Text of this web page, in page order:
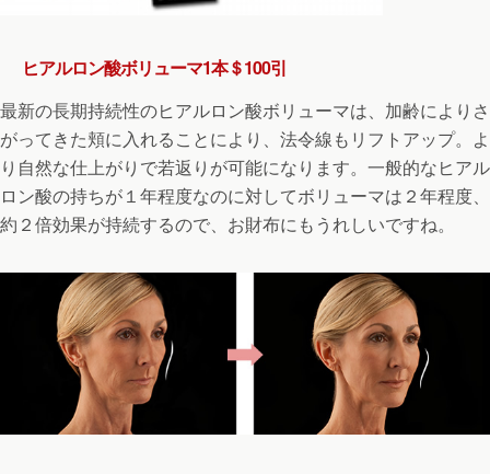
ヒアルロン酸ボリューマ1本＄100引
最新の長期持続性のヒアルロン酸ボリューマは、加齢によりさ
がってきた頬に入れることにより、法令線もリフトアップ。よ
り自然な仕上がりで若返りが可能になります。一般的なヒアル
ロン酸の持ちが１年程度なのに対してボリューマは２年程度、
約２倍効果が持続するので、お財布にもうれしいですね。